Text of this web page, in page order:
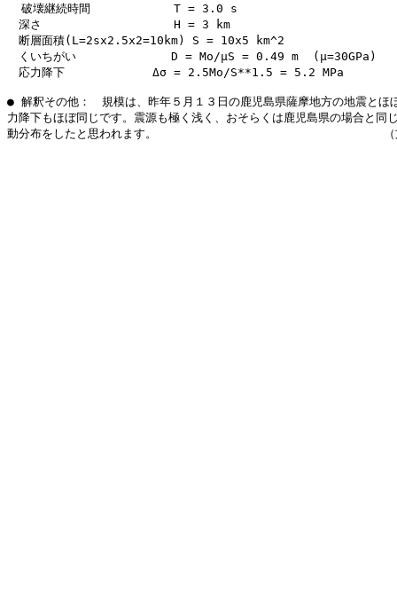
  破壊継続時間　　　　　  　T = 3.0 s
深さ　　　　　　　　　    H = 3 km
断層面積(L=2sx2.5x2=10km) S = 10x5 km^2
くいちがい　　　　　　　  D = Mo/μS = 0.49 m  (μ=30GPa)
応力降下　　　　　　　 Δσ = 2.5Mo/S**1.5 = 5.2 MPa
● 解釈その他：　規模は、昨年５月１３日の鹿児島県薩摩地方の地震とほ
力降下もほぼ同じです。震源も極く浅く、おそらくは鹿児島県の場合と同
動分布をしたと思われます。                                （文責